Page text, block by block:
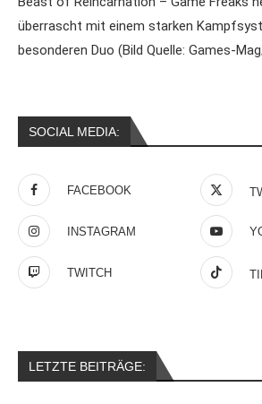
überrascht mit einem starken
besonderen Duo (Bild Quelle: Games-
SOCIAL MEDIA:
FACEBOOK
INSTAGRAM
TWITCH
LETZTE BEITRÄGE: